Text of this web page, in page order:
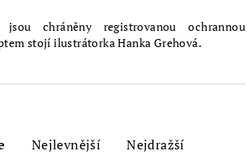
chráněny registrovanou ochrannou
stojí ilustrátorka Hanka Grehová.
Nejlevnější Nejdražší